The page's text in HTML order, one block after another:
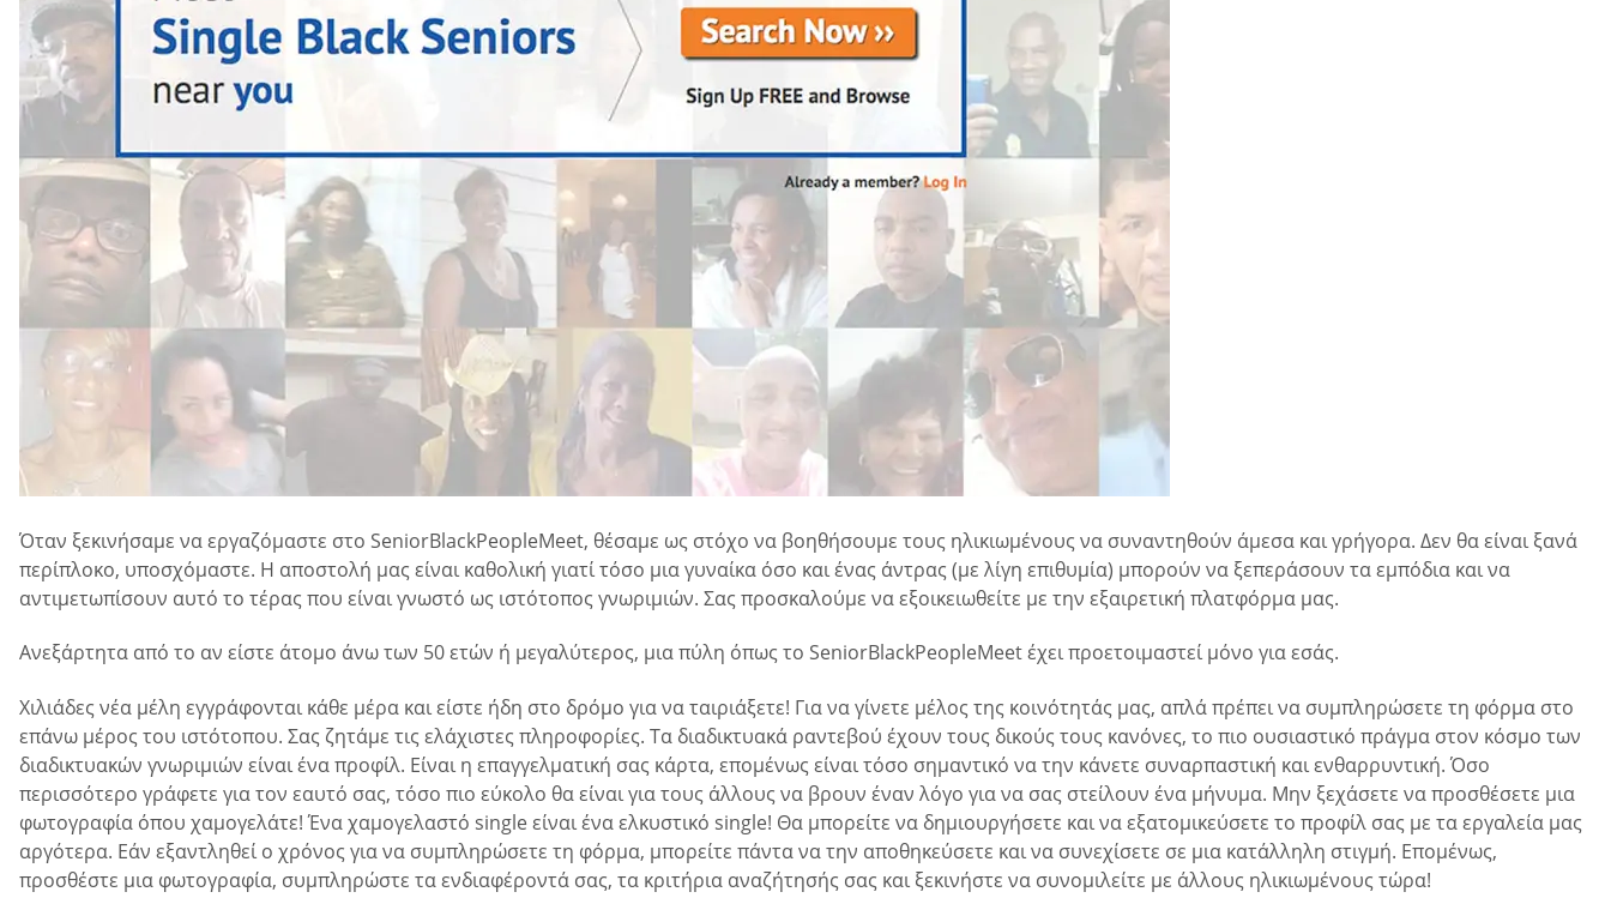
Όταν ξεκινήσαμε να εργαζόμαστε στο SeniorBlackPeopleMeet, θέσαμε ως στόχο να βοηθήσουμε τους ηλικιωμένους να συναντηθούν άμεσα και γρήγορα. Δεν θα είναι ξανά
περίπλοκο, υποσχόμαστε. Η αποστολή μας είναι καθολική γιατί τόσο μια γυναίκα όσο και ένας άντρας (με λίγη επιθυμία) μπορούν να ξεπεράσουν τα εμπόδια και να
αντιμετωπίσουν αυτό το τέρας που είναι γνωστό ως ιστότοπος γνωριμιών. Σας προσκαλούμε να εξοικειωθείτε με την εξαιρετική πλατφόρμα μας.
Ανεξάρτητα από το αν είστε άτομο άνω των 50 ετών ή μεγαλύτερος, μια πύλη όπως το SeniorBlackPeopleMeet έχει προετοιμαστεί μόνο για εσάς.
Χιλιάδες νέα μέλη εγγράφονται κάθε μέρα και είστε ήδη στο δρόμο για να ταιριάξετε! Για να γίνετε μέλος της κοινότητάς μας, απλά πρέπει να συμπληρώσετε τη φόρμα στο
επάνω μέρος του ιστότοπου. Σας ζητάμε τις ελάχιστες πληροφορίες. Τα διαδικτυακά ραντεβού έχουν τους δικούς τους κανόνες, το πιο ουσιαστικό πράγμα στον κόσμο των
διαδικτυακών γνωριμιών είναι ένα προφίλ. Είναι η επαγγελματική σας κάρτα, επομένως είναι τόσο σημαντικό να την κάνετε συναρπαστική και ενθαρρυντική. Όσο
περισσότερο γράφετε για τον εαυτό σας, τόσο πιο εύκολο θα είναι για τους άλλους να βρουν έναν λόγο για να σας στείλουν ένα μήνυμα. Μην ξεχάσετε να προσθέσετε μια
φωτογραφία όπου χαμογελάτε! Ένα χαμογελαστό single είναι ένα ελκυστικό single! Θα μπορείτε να δημιουργήσετε και να εξατομικεύσετε το προφίλ σας με τα εργαλεία μας
αργότερα. Εάν εξαντληθεί ο χρόνος για να συμπληρώσετε τη φόρμα, μπορείτε πάντα να την αποθηκεύσετε και να συνεχίσετε σε μια κατάλληλη στιγμή. Επομένως,
προσθέστε μια φωτογραφία, συμπληρώστε τα ενδιαφέροντά σας, τα κριτήρια αναζήτησής σας και ξεκινήστε να συνομιλείτε με άλλους ηλικιωμένους τώρα!